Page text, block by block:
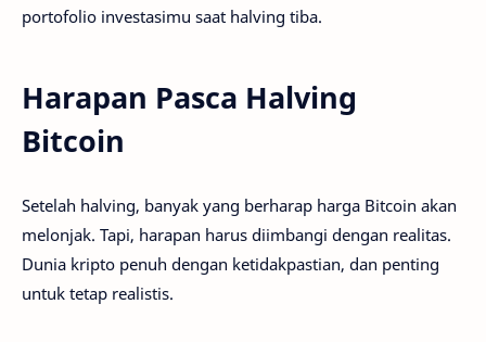
portofolio investasimu saat halving tiba.
Harapan Pasca Halving
Bitcoin
Setelah halving, banyak yang berharap harga Bitcoin akan
melonjak. Tapi, harapan harus diimbangi dengan realitas.
Dunia kripto penuh dengan ketidakpastian, dan penting
untuk tetap realistis.